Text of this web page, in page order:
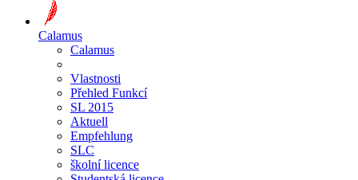
Calamus
Calamus
Vlastnosti
Přehled Funkcí
SL 2015
Aktuell
Empfehlung
SLC
školní licence